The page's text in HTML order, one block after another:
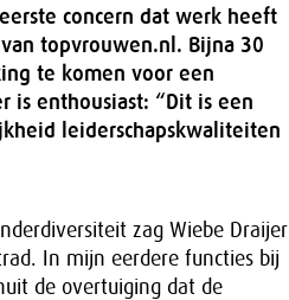
concern dat werk heeft
topvrouwen.nl. Bijna 30
te komen voor een
is enthousiast: “Dit is een
leiderschapskwaliteiten
zag Wiebe Draijer
In mijn eerdere functies bij
de overtuiging dat de